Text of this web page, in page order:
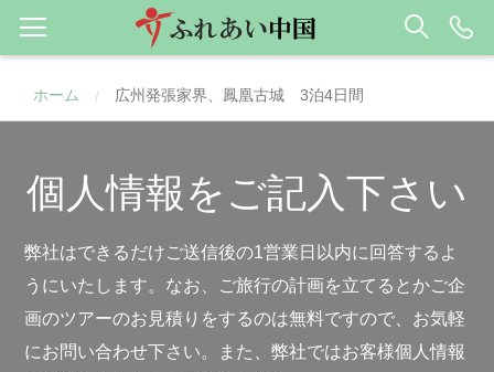
ホーム / 広州発張家界、鳳凰古城 3泊4日間
個人情報をご記入下さい
弊社はできるだけご送信後の1営業日以内に回答するよ
うにいたします。なお、ご旅行の計画を立てるとかご企
画のツアーのお見積りをするのは無料ですので、お気軽
にお問い合わせ下さい。また、弊社ではお客様個人情報